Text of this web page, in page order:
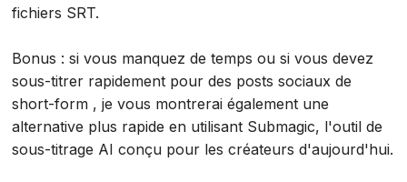
fichiers SRT.
Bonus : si vous manquez de temps ou si vous devez
sous-titrer rapidement pour des posts sociaux de
short-form , je vous montrerai également une
alternative plus rapide en utilisant Submagic, l'outil de
sous-titrage AI conçu pour les créateurs d'aujourd'hui.